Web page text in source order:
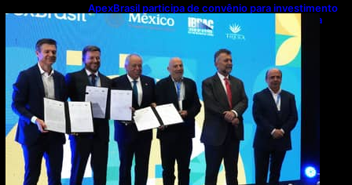
ApexBrasil participa de convênio para investimento
de R$ 2,63 milhões em exportações de cachaça